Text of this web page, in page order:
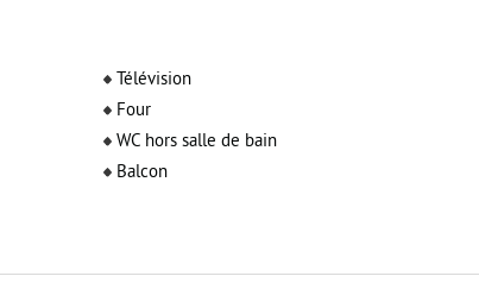
Télévision
Four
WC hors salle de bain
Balcon